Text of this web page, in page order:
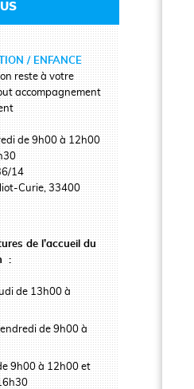
/ ENFANCE
reste à votre
accompagnement
de 9h00 à 12h00
14
Curie, 33400
de l’accueil du
:
de 13h00 à
de 9h00 à
9h00 à 12h00 et